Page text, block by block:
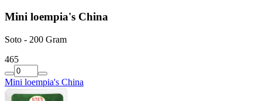
Mini loempia's China
Soto - 200 Gram
465
Mini loempia's China